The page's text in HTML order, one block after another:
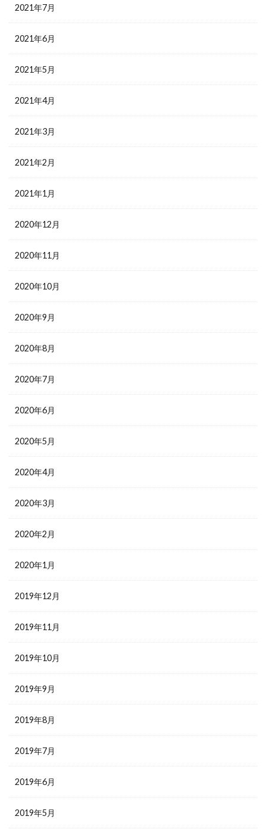
2021年7月
2021年6月
2021年5月
2021年4月
2021年3月
2021年2月
2021年1月
2020年12月
2020年11月
2020年10月
2020年9月
2020年8月
2020年7月
2020年6月
2020年5月
2020年4月
2020年3月
2020年2月
2020年1月
2019年12月
2019年11月
2019年10月
2019年9月
2019年8月
2019年7月
2019年6月
2019年5月